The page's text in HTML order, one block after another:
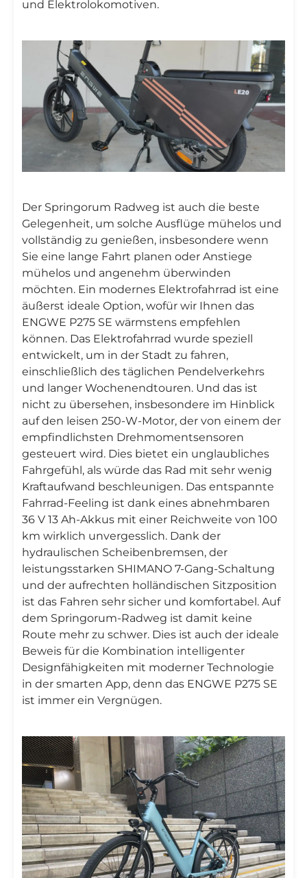
und Elektrolokomotiven.
Der Springorum Radweg ist auch die beste
Gelegenheit, um solche Ausflüge mühelos und
vollständig zu genießen, insbesondere wenn
Sie eine lange Fahrt planen oder Anstiege
mühelos und angenehm überwinden
möchten. Ein modernes Elektrofahrrad ist eine
äußerst ideale Option, wofür wir Ihnen das
ENGWE P275 SE wärmstens empfehlen
können. Das Elektrofahrrad wurde speziell
entwickelt, um in der Stadt zu fahren,
einschließlich des täglichen Pendelverkehrs
und langer Wochenendtouren. Und das ist
nicht zu übersehen, insbesondere im Hinblick
auf den leisen 250-W-Motor, der von einem der
empfindlichsten Drehmomentsensoren
gesteuert wird. Dies bietet ein unglaubliches
Fahrgefühl, als würde das Rad mit sehr wenig
Kraftaufwand beschleunigen. Das entspannte
Fahrrad-Feeling ist dank eines abnehmbaren
36 V 13 Ah-Akkus mit einer Reichweite von 100
km wirklich unvergesslich. Dank der
hydraulischen Scheibenbremsen, der
leistungsstarken SHIMANO 7-Gang-Schaltung
und der aufrechten holländischen Sitzposition
ist das Fahren sehr sicher und komfortabel. Auf
dem Springorum-Radweg ist damit keine
Route mehr zu schwer. Dies ist auch der ideale
Beweis für die Kombination intelligenter
Designfähigkeiten mit moderner Technologie
in der smarten App, denn das ENGWE P275 SE
ist immer ein Vergnügen.